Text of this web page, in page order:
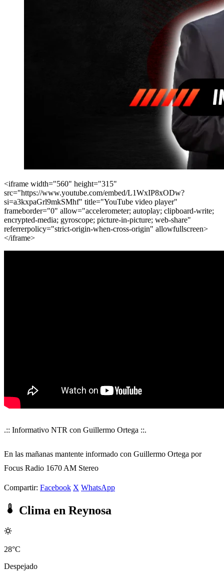
<iframe width="560" height="315"
src="https://www.youtube.com/embed/L1WxIP8xODw?
si=a3kxpaGrl9mkSMhf" title="YouTube video player"
frameborder="0" allow="accelerometer; autoplay; clipboard-write;
encrypted-media; gyroscope; picture-in-picture; web-share"
referrerpolicy="strict-origin-when-cross-origin" allowfullscreen>
</iframe>
.:: Informativo NTR con Guillermo Ortega ::.
En las mañanas mantente informado con Guillermo Ortega por
Focus Radio 1670 AM Stereo
Compartir: Facebook X WhatsApp
Clima en Reynosa
28°C
Despejado